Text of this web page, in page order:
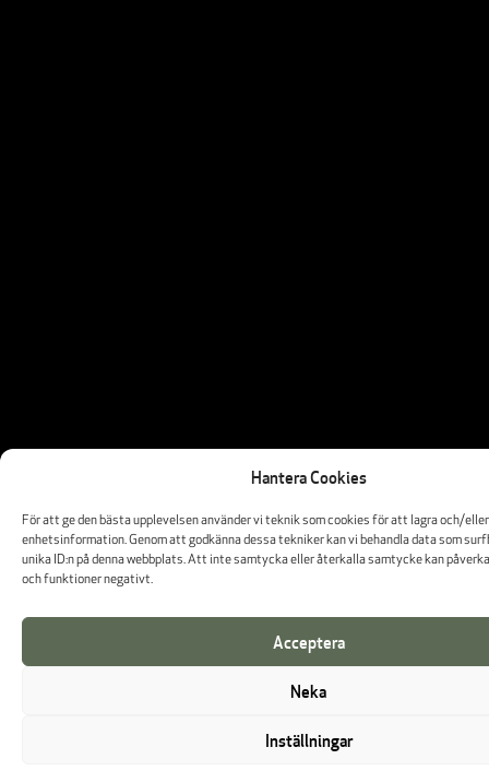
Hantera Cookies
För att ge den bästa upplevelsen använder vi teknik som cookies för att lagra och/
enhetsinformation. Genom att godkänna dessa tekniker kan vi behandla data som
unika ID:n på denna webbplats. Att inte samtycka eller återkalla samtycke kan
och funktioner negativt.
Acceptera
Neka
Inställningar